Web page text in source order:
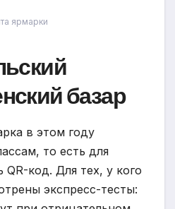
ярмарки
базар
в этом году
то есть для
код. Для тех, у кого
экспресс-тесты: